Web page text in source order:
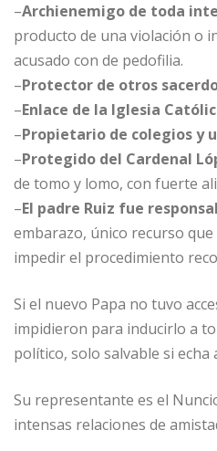
e
r
r
t
–Archienemigo de toda
producto de una violación o
acusado con de pedofilia.
–Protector de otros
–Enlace de la Iglesia
–Propietario de colegios y
–Protegido del Cardenal
de tomo y lomo, con fuerte
–El padre Ruiz fue
embarazo, único recurso
impedir el procedimiento
Si el nuevo Papa no tuvo
impidieron para inducirlo a
político, solo salvable si
Su representante es el
intensas relaciones de